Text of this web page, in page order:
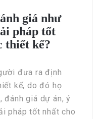
giá như
pháp tốt
thiết kế?
đưa ra định
kế, do đó họ
đánh giá dự án, ý
pháp tốt nhất cho